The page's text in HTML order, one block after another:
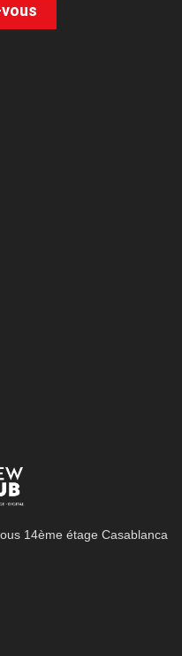
14ème étage Casablanca